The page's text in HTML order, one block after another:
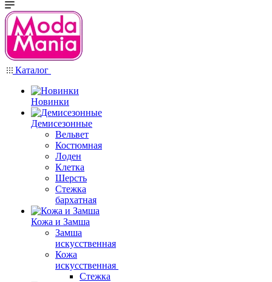
Каталог
Новинки
Демисезонные
Вельвет
Костюмная
Лоден
Клетка
Шерсть
Стежка
бархатная
Кожа и Замша
Замша
искусственная
Кожа
искусственная
Стежка